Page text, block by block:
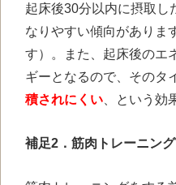
起床後30分以内に摂取し
なりやすい傾向がありま
す）。また、起床後のエ
ギーとなるので、そのタ
積されにくい、という効
補足2． 筋肉トレーニン